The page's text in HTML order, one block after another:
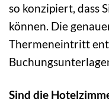
so konzipiert, dass
können. Die
Thermeneintritt
Sind die